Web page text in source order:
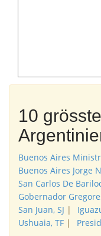
10
Buenos Aires
Buenos Aires Jorge
San Carlos De
Gobernador
San Juan, SJ |
Ushuaia, TF |